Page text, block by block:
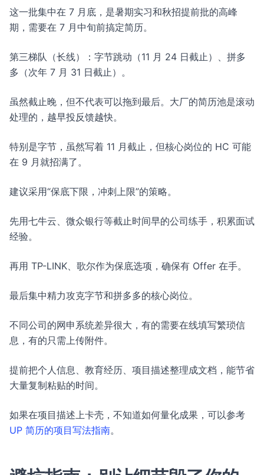
这一批集中在 7 月底，是暑期实习和秋招提前批的高峰
期，需要在 7 月中旬前搞定简历。
第三梯队（长线）：字节跳动（11 月 24 日截止）、拼多
多（次年 7 月 31 日截止）。
虽然截止晚，但不代表可以拖到最后。大厂的简历池是滚动
处理的，越早投反馈越快。
特别是字节，虽然写着 11 月截止，但核心岗位的 HC 可能
在 9 月就招满了。
建议采用“保底下限，冲刺上限”的策略。
先用七牛云、微众银行等截止时间早的公司练手，积累面试
经验。
再用 TP-LINK、歌尔作为保底选项，确保有 Offer 在手。
最后集中精力攻克字节和拼多多的核心岗位。
不同公司的网申系统差异很大，有的需要在线填写繁琐信
息，有的只需上传附件。
提前把个人信息、教育经历、项目描述整理成文档，能节省
大量复制粘贴的时间。
如果在项目描述上卡壳，不知道如何量化成果，可以参考
UP 简历的项目写法指南。